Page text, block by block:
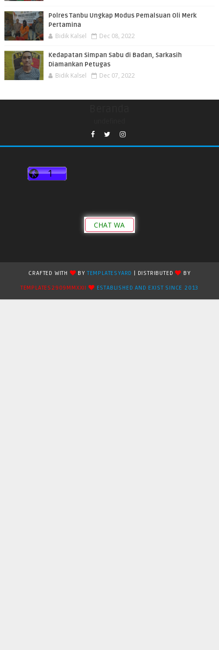
Polres Tanbu Ungkap Modus Pemalsuan Oli Merk
Pertamina
Bidik Kalsel Dec 08, 2022
Kedapatan Simpan Sabu di Badan, Sarkasih
Diamankan Petugas
Bidik Kalsel Dec 07, 2022
CHAT WA
CRAFTED WITH BYTEMPLATESYARD | DISTRIBUTED
BY
TEMPLATES2909MMXXII
ESTABLISHED AND EXIST SINCE 2013